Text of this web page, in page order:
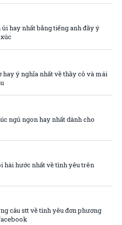
hay nhất bằng tiếng anh đầy ý
hay ý nghĩa nhất về thầy cô và mái
ngủ ngon hay nhất dành cho
hài hước nhất về tình yêu trên
câu stt về tình yêu đơn phương